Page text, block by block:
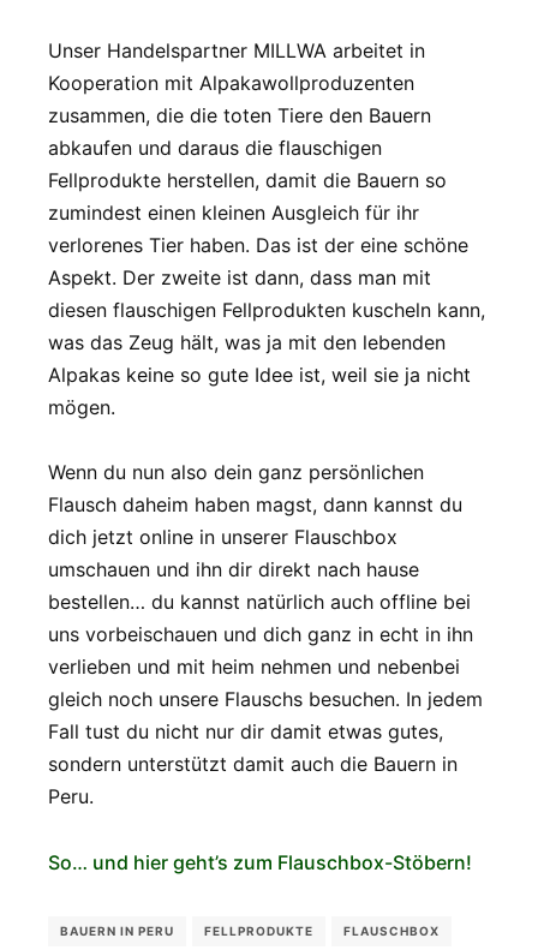
Unser Handelspartner MILLWA arbeitet in
Kooperation mit Alpakawollproduzenten
zusammen, die die toten Tiere den Bauern
abkaufen und daraus die flauschigen
Fellprodukte herstellen, damit die Bauern so
zumindest einen kleinen Ausgleich für ihr
verlorenes Tier haben. Das ist der eine schöne
Aspekt. Der zweite ist dann, dass man mit
diesen flauschigen Fellprodukten kuscheln kann,
was das Zeug hält, was ja mit den lebenden
Alpakas keine so gute Idee ist, weil sie ja nicht
mögen.
Wenn du nun also dein ganz persönlichen
Flausch daheim haben magst, dann kannst du
dich jetzt online in unserer Flauschbox
umschauen und ihn dir direkt nach hause
bestellen… du kannst natürlich auch offline bei
uns vorbeischauen und dich ganz in echt in ihn
verlieben und mit heim nehmen und nebenbei
gleich noch unsere Flauschs besuchen. In jedem
Fall tust du nicht nur dir damit etwas gutes,
sondern unterstützt damit auch die Bauern in
Peru.
So… und hier geht’s zum Flauschbox-Stöbern!
BAUERN IN PERU FELLPRODUKTE FLAUSCHBOX